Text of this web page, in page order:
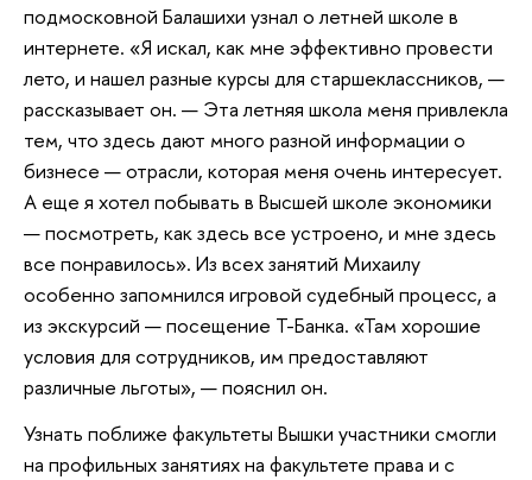
подмосковной Балашихи узнал о летней школе в
интернете. «Я искал, как мне эффективно провести
лето, и нашел разные курсы для старшеклассников, —
рассказывает он. — Эта летняя школа меня привлекла
тем, что здесь дают много разной информации о
бизнесе — отрасли, которая меня очень интересует.
А еще я хотел побывать в Высшей школе экономики
— посмотреть, как здесь все устроено, и мне здесь
все понравилось». Из всех занятий Михаилу
особенно запомнился игровой судебный процесс, а
из экскурсий — посещение Т-Банка. «Там хорошие
условия для сотрудников, им предоставляют
различные льготы», — пояснил он.
Узнать поближе факультеты Вышки участники смогли
на профильных занятиях на факультете права и с